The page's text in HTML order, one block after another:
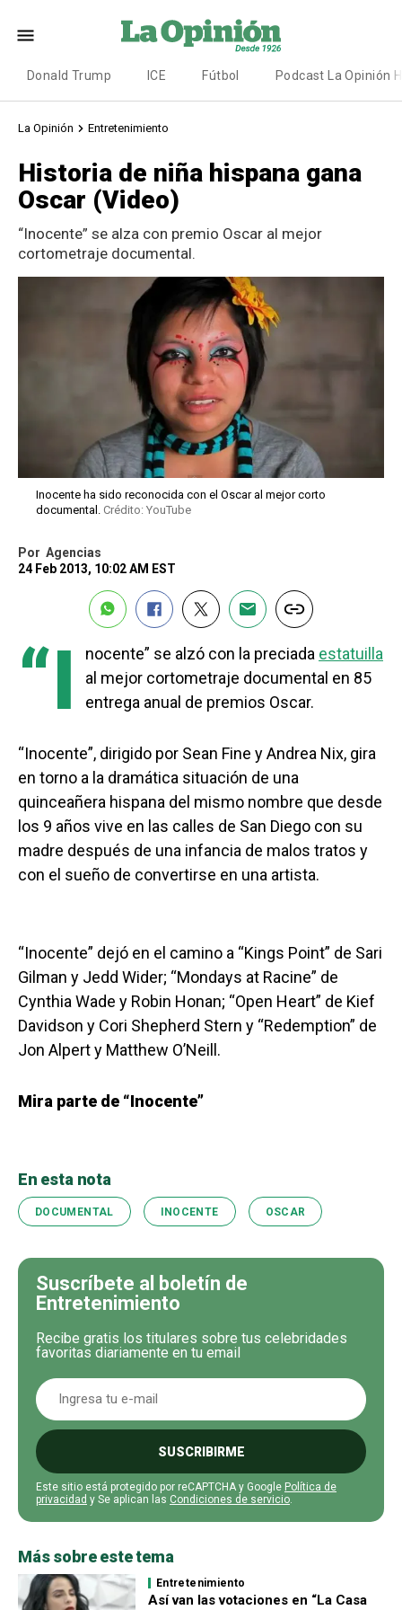
Donald Trump ICE Fútbol Podcast La Opinión
La Opinión Entretenimiento
Historia de niña hispana gana
Oscar (Video)
“Inocente” se alza con premio Oscar al mejor
cortometraje documental.
Inocente ha sido reconocida con el Oscar al mejor corto
documental. Crédito: YouTube
Por Agencias
24 Feb 2013, 10:02 AM EST
“I nocente” se alzó con la preciada estatuilla
al mejor cortometraje documental en 85
entrega anual de premios Oscar.
“Inocente”, dirigido por Sean Fine y Andrea Nix, gira
en torno a la dramática situación de una
quinceañera hispana del mismo nombre que desde
los 9 años vive en las calles de San Diego con su
madre después de una infancia de malos tratos y
con el sueño de convertirse en una artista.
“Inocente” dejó en el camino a “Kings Point” de Sari
Gilman y Jedd Wider; “Mondays at Racine” de
Cynthia Wade y Robin Honan; “Open Heart” de Kief
Davidson y Cori Shepherd Stern y “Redemption” de
Jon Alpert y Matthew O’Neill.
Mira parte de “Inocente”
En esta nota
DOCUMENTAL INOCENTE OSCAR
Suscríbete al boletín de
Entretenimiento
Recibe gratis los titulares sobre tus celebridades
favoritas diariamente en tu email
SUSCRIBIRME
Este sitio está protegido por reCAPTCHA y Google Política de
privacidad y Se aplican las Condiciones de servicio.
Más sobre este tema
Entretenimiento
Así van las votaciones en “La Casa